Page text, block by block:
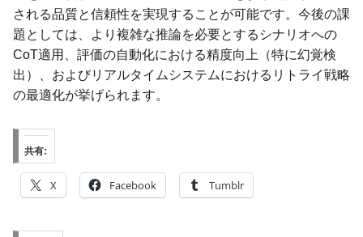
される品質と信頼性を実現することが可能です。今後の課
題としては、より複雑な推論を必要とするシナリオへの
CoT適用、評価の自動化における精度向上（特に幻覚検
出）、およびリアルタイムシステムにおけるリトライ戦略
の最適化が挙げられます。
共有:
X Facebook Tumblr